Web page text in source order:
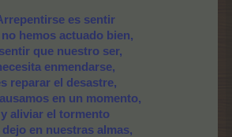
es sentir
no hemos actuado bien,
que nuestro ser,
enmendarse,
reparar el desastre,
en un momento,
y aliviar el tormento
dejo en nuestras almas,